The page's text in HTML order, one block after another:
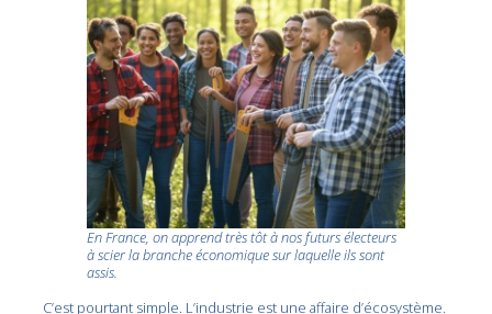
En France, on apprend très tôt à nos futurs électeurs
à scier la branche économique sur laquelle ils sont
assis.
C’est pourtant simple. L’industrie est une affaire d’écosystème.